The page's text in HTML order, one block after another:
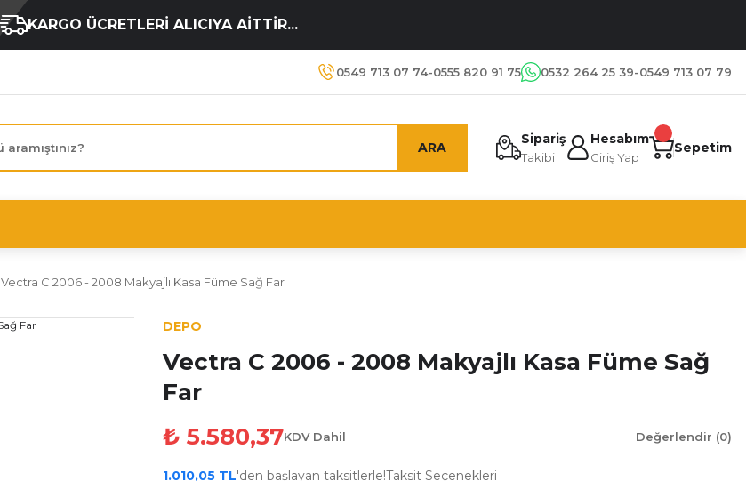
KARGO ÜCRETLERİ ALICIYA AİTTİR...
0549 713 07 74-0555 820 91 75 0532 264 25 39-0549 713 07 79
ARA
Sipariş
Takibi
Hesabım
Giriş Yap
Sepetim
Vectra C 2006 - 2008 Makyajlı Kasa Füme Sağ Far
DEPO
Vectra C 2006 - 2008 Makyajlı Kasa Füme Sağ
Far
₺ 5.580,37KDV Dahil Değerlendir (0)
1.010,05 TL'den başlayan taksitlerle!Taksit Seçenekleri